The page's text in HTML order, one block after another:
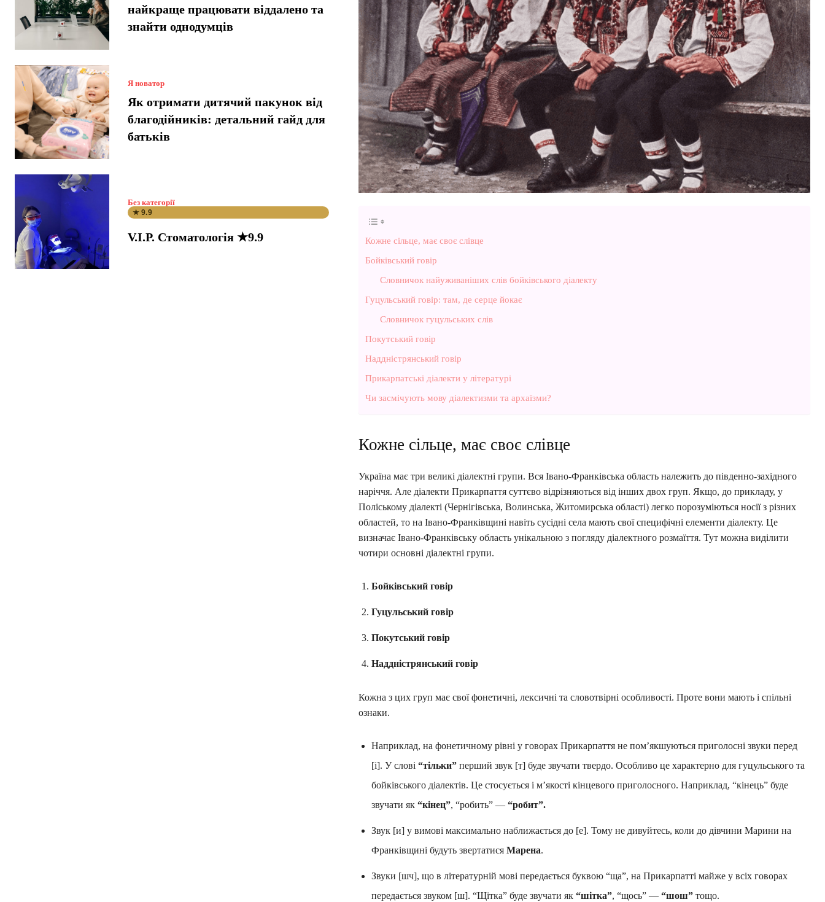
найкраще працювати віддалено та
знайти однодумців
Я новатор
Як отримати дитячий пакунок від
благодійників: детальний гайд для
батьків
Без категорії
★ 9.9
V.I.P. Стоматологія ★9.9
Кожне сільце, має своє слівце
Бойківський говір
Словничок найуживаніших слів бойківського діалекту
Гуцульський говір: там, де серце йокає
Словничок гуцульських слів
Покутський говір
Наддністрянський говір
Прикарпатські діалекти у літературі
Чи засмічують мову діалектизми та архаїзми?
Кожне сільце, має своє слівце
Україна має три великі діалектні групи. Вся Івано-Франківська область належить до південно-західного
наріччя. Але діалекти Прикарпаття суттєво відрізняються від інших двох груп. Якщо, до прикладу, у
Поліському діалекті (Чернігівська, Волинська, Житомирська області) легко порозуміються носії з різних
областей, то на Івано-Франківщині навіть сусідні села мають свої специфічні елементи діалекту. Це
визначає Івано-Франківську область унікальною з погляду діалектного розмаїття. Тут можна виділити
чотири основні діалектні групи.
Бойківський говір
Гуцульський говір
Покутський говір
Наддністрянський говір
Кожна з цих груп має свої фонетичні, лексичні та словотвірні особливості. Проте вони мають і спільні
ознаки.
Наприклад, на фонетичному рівні у говорах Прикарпаття не пом’якшуються приголосні звуки перед
[і]. У слові “тільки” перший звук [т] буде звучати твердо. Особливо це характерно для гуцульського та
бойківського діалектів. Це стосується і м’якості кінцевого приголосного. Наприклад, “кінець” буде
звучати як “кінец”, “робить” — “робит”.
Звук [и] у вимові максимально наближається до [е]. Тому не дивуйтесь, коли до дівчини Марини на
Франківщині будуть звертатися Марена.
Звуки [шч], що в літературній мові передається буквою “ща”, на Прикарпатті майже у всіх говорах
передається звуком [ш]. “Щітка” буде звучати як “шітка”, “щось” — “шош” тощо.